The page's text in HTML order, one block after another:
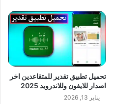
تحميل تطبيق تقدير للمتقاعدين اخر
اصدار للايفون وللاندرويد 2025
يناير 13, 2026